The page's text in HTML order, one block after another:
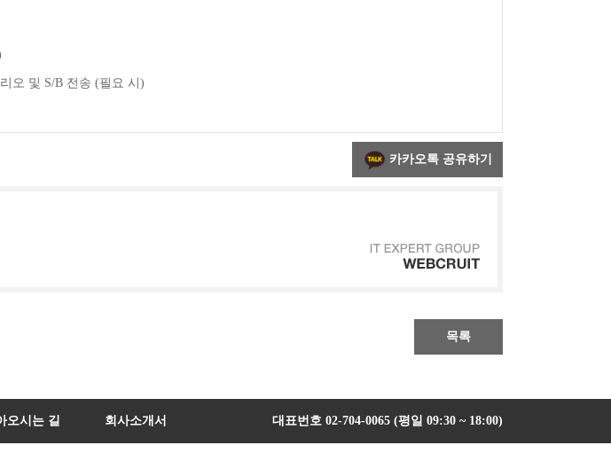
오 및 S/B 전송 (필요 시)
카카오톡 공유하기
목록
오시는 길 회사소개서 대표번호 02-704-0065 (평일 09:30 ~ 18:00)